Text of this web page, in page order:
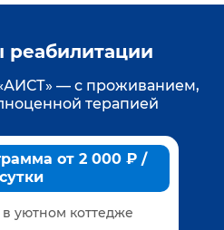
— с проживанием,
терапией
от 2 000 ₽ /
сутки
уютном коттедже